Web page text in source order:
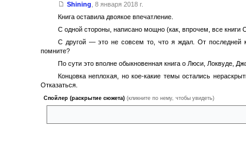
Shining 8 января 2018 г.
Книга оставила двоякое впечатление.
С одной стороны, написано мощно (как, впрочем, все книги
С другой — это не совсем то, что я ждал. От последней
помните?
По сути это вполне обыкновенная книга о Люси, Локвуде,
Концовка неплохая, но кое-какие темы остались
Отказаться.
Спойлер (раскрытие сюжета) (кликните по нему, чтобы увидеть)